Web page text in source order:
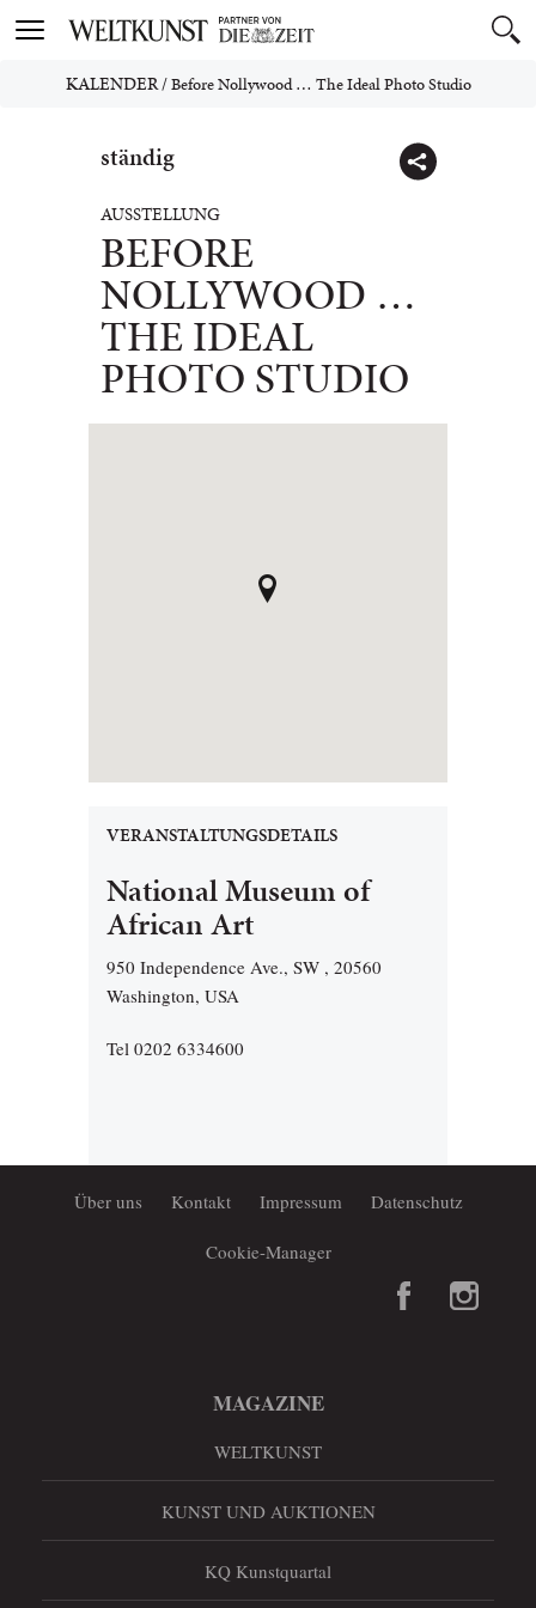
Toggle
KALENDER/Before Nollywood … The Ideal Photo Studio
ständig
AUSSTELLUNG
BEFORE
NOLLYWOOD …
THE IDEAL
PHOTO STUDIO
VERANSTALTUNGSDETAILS
National Museum of
African Art
950 Independence Ave., SW , 20560
Washington, USA
Tel 0202 6334600
Über uns Kontakt Impressum Datenschutz
Cookie-Manager
MAGAZINE
WELTKUNST
KUNST UND AUKTIONEN
KQ Kunstquartal